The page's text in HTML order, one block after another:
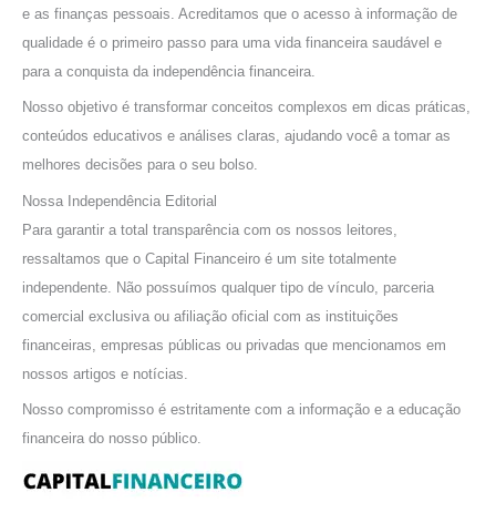
r
p
o
e as finanças pessoais. Acreditamos que o acesso à informação de
qualidade é o primeiro passo para uma vida financeira saudável e
para a conquista da independência financeira.
Nosso objetivo é transformar conceitos complexos em dicas práticas,
conteúdos educativos e análises claras, ajudando você a tomar as
melhores decisões para o seu bolso.
Nossa Independência Editorial
Para garantir a total transparência com os nossos leitores,
ressaltamos que o Capital Financeiro é um site totalmente
independente. Não possuímos qualquer tipo de vínculo, parceria
comercial exclusiva ou afiliação oficial com as instituições
financeiras, empresas públicas ou privadas que mencionamos em
nossos artigos e notícias.
Nosso compromisso é estritamente com a informação e a educação
financeira do nosso público.